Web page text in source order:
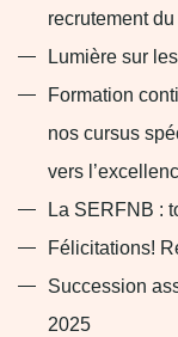
recrutement
Lumière sur
Formation
nos cursus
vers
La SERFNB :
Félicitations!
Succession
2025